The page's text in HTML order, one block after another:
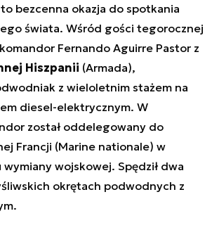
bezcenna okazja do spotkania
świata. Wśród gości tegorocznej
Fernando Aguirre Pastor z
Hiszpanii (Armada),
z wieloletnim stażem na
diesel-elektrycznym. W
został oddelegowany do
Francji (Marine nationale) w
wojskowej. Spędził dwa
okrętach podwodnych z